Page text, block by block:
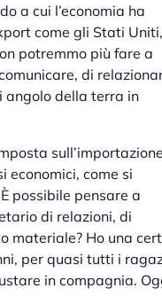
a cui l’economia ha
come gli Stati Uniti,
potremmo più fare a
di
angolo della terra in
come si
possibile pensare a
di relazioni, di
materiale? Ho una
per quasi tutti i
in compagnia.